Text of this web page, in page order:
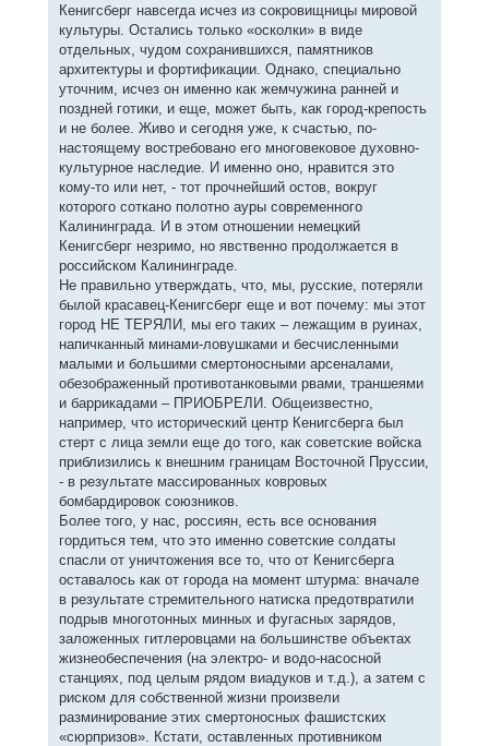
Кенигсберг навсегда исчез из сокровищницы мировой
культуры. Остались только «осколки» в виде
отдельных, чудом сохранившихся, памятников
архитектуры и фортификации. Однако, специально
уточним, исчез он именно как жемчужина ранней и
поздней готики, и еще, может быть, как город-крепость
и не более. Живо и сегодня уже, к счастью, по-
настоящему востребовано его многовековое духовно-
культурное наследие. И именно оно, нравится это
кому-то или нет, - тот прочнейший остов, вокруг
которого соткано полотно ауры современного
Калининграда. И в этом отношении немецкий
Кенигсберг незримо, но явственно продолжается в
российском Калининграде.
Не правильно утверждать, что, мы, русские, потеряли
былой красавец-Кенигсберг еще и вот почему: мы этот
город НЕ ТЕРЯЛИ, мы его таких – лежащим в руинах,
напичканный минами-ловушками и бесчисленными
малыми и большими смертоносными арсеналами,
обезображенный противотанковыми рвами, траншеями
и баррикадами – ПРИОБРЕЛИ. Общеизвестно,
например, что исторический центр Кенигсберга был
стерт с лица земли еще до того, как советские войска
приблизились к внешним границам Восточной Пруссии,
- в результате массированных ковровых
бомбардировок союзников.
Более того, у нас, россиян, есть все основания
гордиться тем, что это именно советские солдаты
спасли от уничтожения все то, что от Кенигсберга
оставалось как от города на момент штурма: вначале
в результате стремительного натиска предотвратили
подрыв многотонных минных и фугасных зарядов,
заложенных гитлеровцами на большинстве объектах
жизнеобеспечения (на электро- и водо-насосной
станциях, под целым рядом виадуков и т.д.), а затем с
риском для собственной жизни произвели
разминирование этих смертоносных фашистских
«сюрпризов». Кстати, оставленных противником